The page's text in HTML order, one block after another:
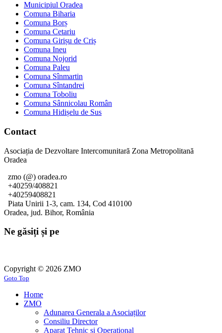
Municipiul Oradea
Comuna Biharia
Comuna Borș
Comuna Cetariu
Comuna Girișu de Criș
Comuna Ineu
Comuna Nojorid
Comuna Paleu
Comuna Sînmartin
Comuna Sîntandrei
Comuna Toboliu
Comuna Sânnicolau Român
Comuna Hidișelu de Sus
Contact
Asociația de Dezvoltare Intercomunitară Zona Metropolitană
Oradea
zmo (@) oradea.ro
+40259/408821
+40259408821
Piata Unirii 1-3, cam. 134, Cod 410100
Oradea, jud. Bihor, România
Ne găsiți și pe
Copyright © 2026 ZMO
Goto Top
Home
ZMO
Adunarea Generala a Asociaților
Consiliu Director
Aparat Tehnic si Operațional